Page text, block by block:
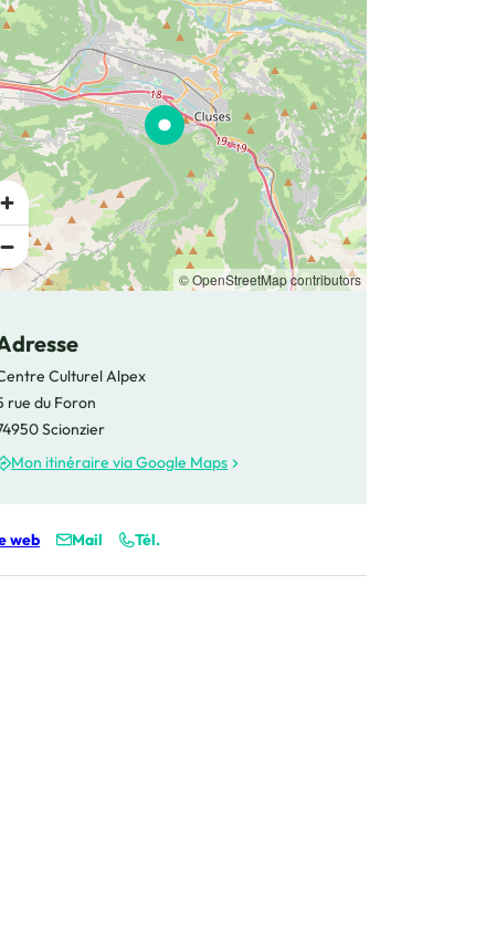
Libéré
© OpenStreetMap contributors
Culturel Alpex
rue du Foron
Scionzier
Mon itinéraire via Google Maps
web Mail Tél.